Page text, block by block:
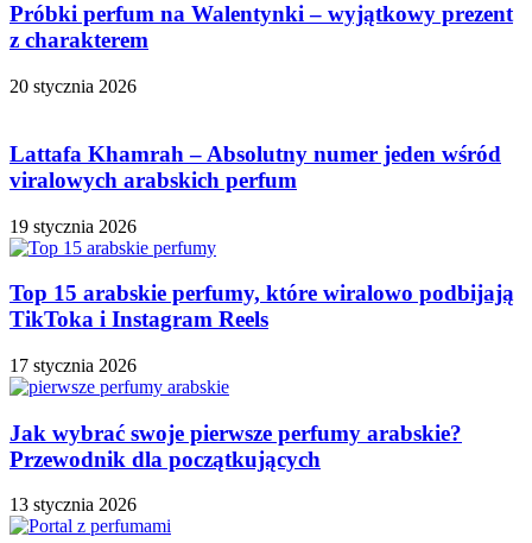
Próbki perfum na Walentynki – wyjątkowy prezent
z charakterem
20 stycznia 2026
Lattafa Khamrah – Absolutny numer jeden wśród
viralowych arabskich perfum
19 stycznia 2026
Top 15 arabskie perfumy, które wiralowo podbijają
TikToka i Instagram Reels
17 stycznia 2026
Jak wybrać swoje pierwsze perfumy arabskie?
Przewodnik dla początkujących
13 stycznia 2026